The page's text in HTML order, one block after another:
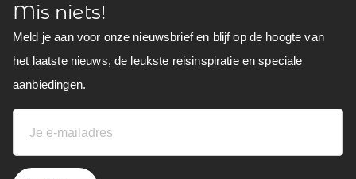
Mis niets!
Meld je aan voor onze nieuwsbrief en blijf op de hoogte van
het laatste nieuws, de leukste reisinspiratie en speciale
aanbiedingen.